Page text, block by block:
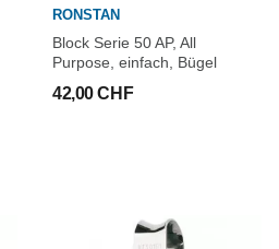
RONSTAN
Block Serie 50 AP, All
Purpose, einfach, Bügel
42,00 CHF